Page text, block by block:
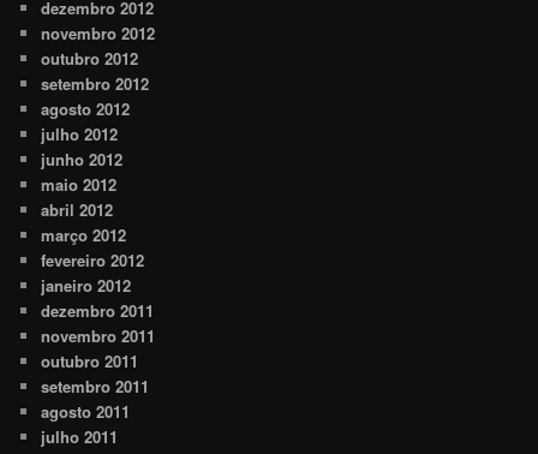
dezembro 2012
novembro 2012
outubro 2012
setembro 2012
agosto 2012
julho 2012
junho 2012
maio 2012
abril 2012
março 2012
fevereiro 2012
janeiro 2012
dezembro 2011
novembro 2011
outubro 2011
setembro 2011
agosto 2011
julho 2011